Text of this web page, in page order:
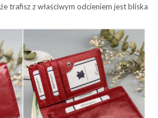
trafisz z właściwym odcieniem jest bliska